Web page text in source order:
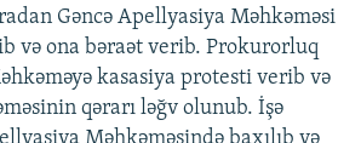
Gəncə Apellyasiya Məhkəməsi
və ona bəraət verib. Prokurorluq
kasasiya protesti verib və
qərarı ləğv olunub. İşə
Məhkəməsində baxılıb və